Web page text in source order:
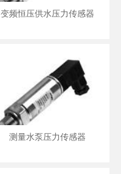
变频恒压供水压力传感器
测量水泵压力传感器